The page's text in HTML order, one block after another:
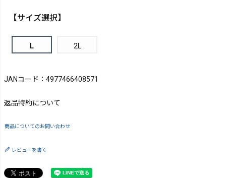
【サイズ選択】
L 2L
JANコード：4977466408571
返品特約について
商品についてのお問い合わせ
レビューを書く